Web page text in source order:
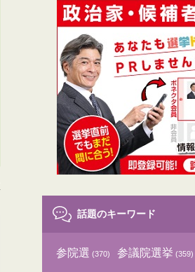
話題のキーワード
参院選 (370) 参議院選挙 (359)